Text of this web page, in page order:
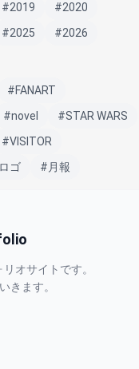
#2019
#2020
#2025 #2026
#FANART
#novel
#STAR WARS
#VISITOR
ゴ #月報
オサイトです。
きます。